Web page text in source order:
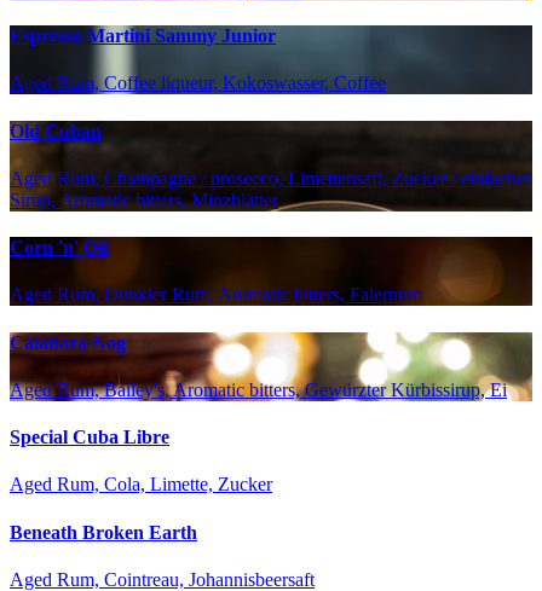
Espresso Martini Sammy Junior
Aged Rum, Coffee liqueur, Kokoswasser, Coffee
Old Cuban
Aged Rum, Champagne / prosecco, Limettensaft, Zucker / einfacher
Sirup, Aromatic bitters, Minzblätter
Corn 'n' Oil
Aged Rum, Dunkler Rum, Aromatic bitters, Falernum
Calabaza Nog
Aged Rum, Bailey's, Aromatic bitters, Gewürzter Kürbissirup, Ei
Special Cuba Libre
Aged Rum, Cola, Limette, Zucker
Beneath Broken Earth
Aged Rum, Cointreau, Johannisbeersaft